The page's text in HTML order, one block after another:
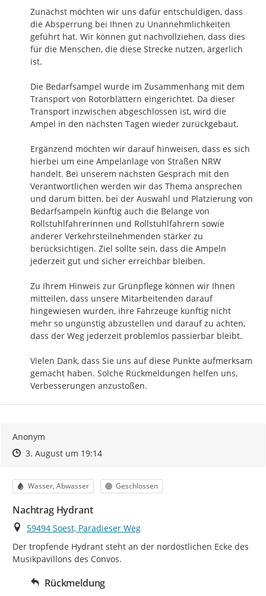
Zunächst möchten wir uns dafür entschuldigen, dass
die Absperrung bei Ihnen zu Unannehmlichkeiten
geführt hat. Wir können gut nachvollziehen, dass dies
für die Menschen, die diese Strecke nutzen, ärgerlich
ist.
Die Bedarfsampel wurde im Zusammenhang mit dem
Transport von Rotorblättern eingerichtet. Da dieser
Transport inzwischen abgeschlossen ist, wird die
Ampel in den nächsten Tagen wieder zurückgebaut.
Ergänzend möchten wir darauf hinweisen, dass es sich
hierbei um eine Ampelanlage von Straßen NRW
handelt. Bei unserem nächsten Gespräch mit den
Verantwortlichen werden wir das Thema ansprechen
und darum bitten, bei der Auswahl und Platzierung von
Bedarfsampeln künftig auch die Belange von
Rollstuhlfahrerinnen und Rollstuhlfahrern sowie
anderer Verkehrsteilnehmenden stärker zu
berücksichtigen. Ziel sollte sein, dass die Ampeln
jederzeit gut und sicher erreichbar bleiben.
Zu Ihrem Hinweis zur Grünpflege können wir Ihnen
mitteilen, dass unsere Mitarbeitenden darauf
hingewiesen wurden, ihre Fahrzeuge künftig nicht
mehr so ungünstig abzustellen und darauf zu achten,
dass der Weg jederzeit problemlos passierbar bleibt.
Vielen Dank, dass Sie uns auf diese Punkte aufmerksam
gemacht haben. Solche Rückmeldungen helfen uns,
Verbesserungen anzustoßen.
Anonym
Zeitpunkt des Erstellens
Zeitpunkt des Erstellens
3. August um 19:14Zur Äußerung
Kategorie
Wasser, Abwasser Status
Geschlossen
Nachtrag Hydrant
Ort
59494 Soest, Paradieser Weg
Der tropfende Hydrant steht an der nordöstlichen Ecke des
Musikpavillons des Convos.
Rückmeldung